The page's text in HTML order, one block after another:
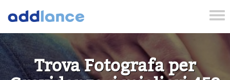
Trova Fotografa per